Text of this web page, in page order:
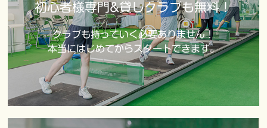
初心者様専門&貸しクラブも無料！
クラブも持っていく必要ありません！
本当にはじめてからスタートできます。